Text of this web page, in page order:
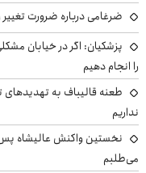
ضرغامی درباره ضرورت
پزشکیان: اگر در خیابان
را انجام دهیم
طعنه قالیباف به تهدیدهای
نداریم
نخستین واکنش عالیشاه پس
می‌طلبم